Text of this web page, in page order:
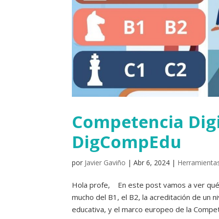
Competencia
DigCompEdu
por Javier Gaviño | Abr 6, 2024 |
Hola profe, En este post vamos a ver
mucho del B1, el B2, la acreditación de un
educativa, y el marco europeo de la